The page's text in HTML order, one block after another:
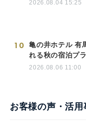
2026.08.04 15:25
10
亀の井ホテル 有
れる秋の宿泊プ
2026.08.06 11:00
お客様の声・活用